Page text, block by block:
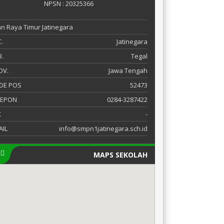
NPSN : 20325366
Raya Timur Jatinegara
Jatinegara
Tegal
Jawa Tengah
POS
52473
0284-3287422
-
info@smpn1jatinegara.sch.id
MAPS SEKOLAH